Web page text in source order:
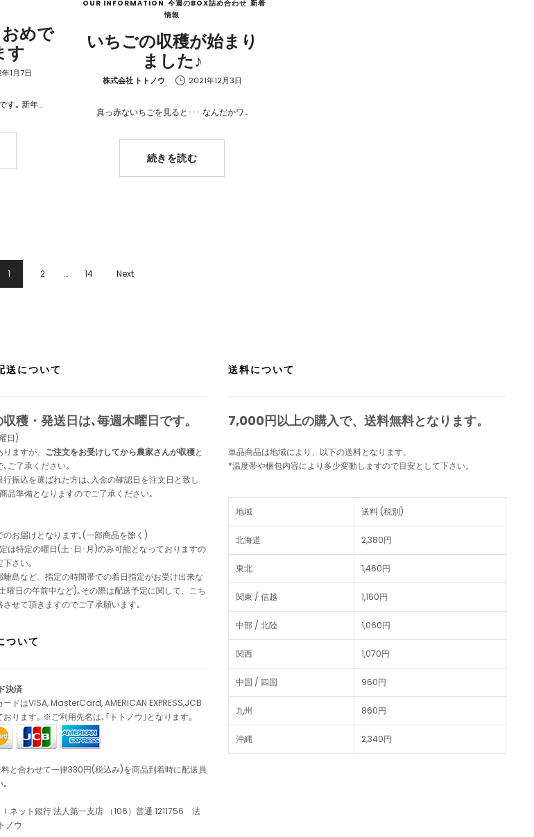
めで
す
1月7日
す｡ 新年…
OUR INFORMATION 今週のBOX詰め合わせ 新着
情報
いちごの収穫が始まり
ました♪
by
株式会社 トトノウ 2021年12月3日
真っ赤ないちごを見ると･･･ なんだかワ…
続きを読む
1 2 … 14 Next
送について
穫・発送日は､毎週木曜日です。
日)
ますが、 ご注文をお受けしてから農家さんが収穫と
ご了承ください｡
振込を選ばれた方は､入金の確認日を注文日と致し
品準備となりますのでご了承ください｡
のお届けとなります｡(一部商品を除く)
は特定の曜日(土･日･月)のみ可能となっておりますの
さい｡
島など、指定の時間帯での着日指定がお受け出来な
曜日の午前中など)｡その際は配送予定に関して、こち
させて頂きますのでご了承願います｡
ついて
決済
ドはVISA, MasterCard, AMERICAN EXPRESS,JCB
おります｡ ※ご利用先名は､｢トトノウ｣となります｡
と合わせて一律330円(税込み)を商品到着時に配送員
ネット銀行 法人第一支店 （106）普通 1211756 法
ノウ
送料について
7,000円以上の購入で、 送料無料となります。
単品商品は地域により、以下の送料となります。
*温度帯や梱包内容により多少変動しますので目安として下さい。
地域 送料 (税別)
北海道 2,380円
東北 1,460円
関東 / 信越 1,160円
中部 / 北陸 1,060円
関西 1,070円
中国 / 四国 960円
九州 860円
沖縄 2,340円